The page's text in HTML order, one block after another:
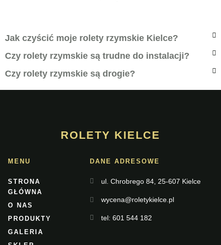
Jak czyścić moje rolety rzymskie Kielce?
Czy rolety rzymskie są trudne do instalacji?
Czy rolety rzymskie są drogie?
ROLETY KIELCE
MENU
STRONA
GŁÓWNA
O NAS
PRODUKTY
GALERIA
DANE ADRESOWE
ul. Chrobrego 84, 25-607 Kielce
wycena@roletykielce.pl
tel: 601 544 182